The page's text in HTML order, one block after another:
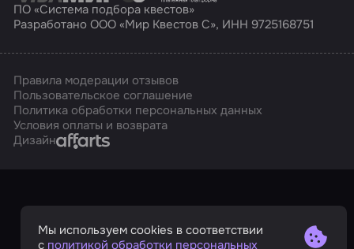
ПО «Система подбора квестов»
Разработано ООО «Мир Квестов С», ИНН 9725168751
Правила модерации отзывов
Пользовательское соглашение
Политика обработки персональных данных
Условия оплаты и возврата
ДизайнAffarts
Мы используем cookies в соответствии
с политикой обработки персональных